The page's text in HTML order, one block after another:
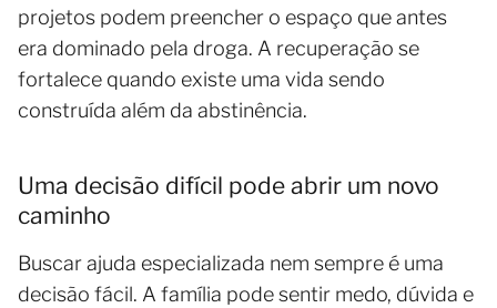
projetos podem preencher o espaço que antes
era dominado pela droga. A recuperação se
fortalece quando existe uma vida sendo
construída além da abstinência.
Uma decisão difícil pode abrir um novo
caminho
Buscar ajuda especializada nem sempre é uma
decisão fácil. A família pode sentir medo, dúvida e